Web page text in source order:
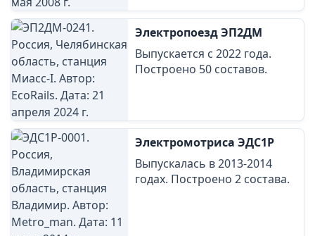
Электропоезд ЭП2ДМ
Выпускается с 2022 года.
Построено 50 составов.
Электромотриса ЭДС1Р
Выпускалась в 2013-2014
годах. Построено 2 состава.